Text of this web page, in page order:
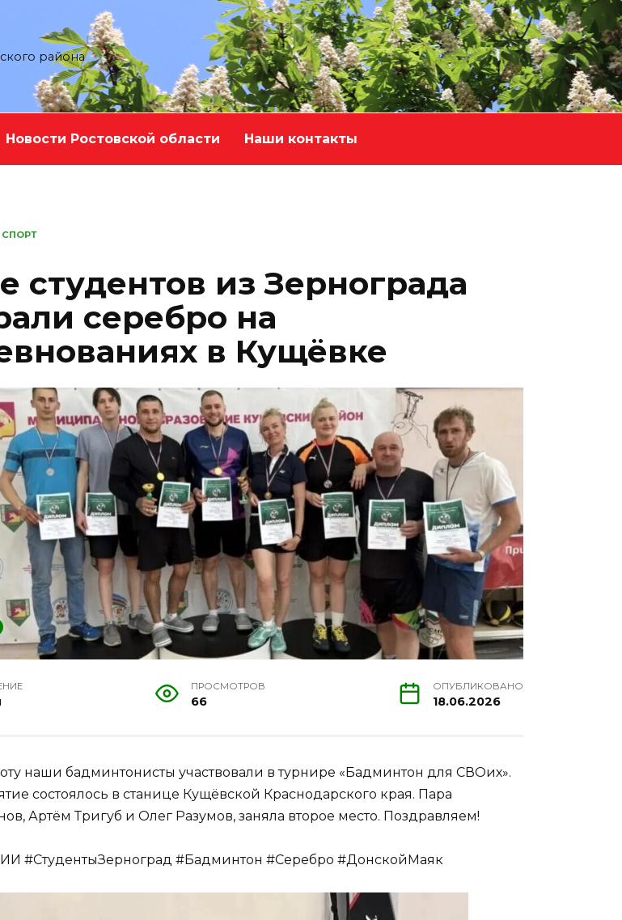
района
Новости Ростовской области Наши контакты
СПОРТ
студентов из Зернограда
серебро на
в Кущёвке
ПРОСМОТРОВ
66
ОПУБЛИКОВАНО
18.06.2026
наши бадминтонисты участвовали в турнире «Бадминтон для СВОих».
состоялось в станице Кущёвской Краснодарского края. Пара
Артём Тригуб и Олег Разумов, заняла второе место. Поздравляем!
#СтудентыЗерноград #Бадминтон #Серебро #ДонскойМаяк